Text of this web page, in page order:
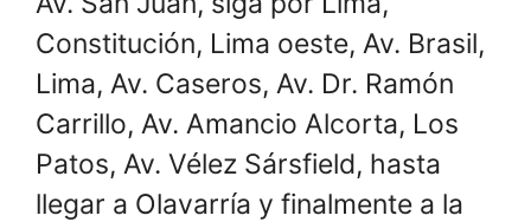
Constitución, Lima oeste, Av. Brasil,
Lima, Av. Caseros, Av. Dr. Ramón
Carrillo, Av. Amancio Alcorta, Los
Patos, Av. Vélez Sársfield, hasta
llegar a Olavarría y finalmente a la